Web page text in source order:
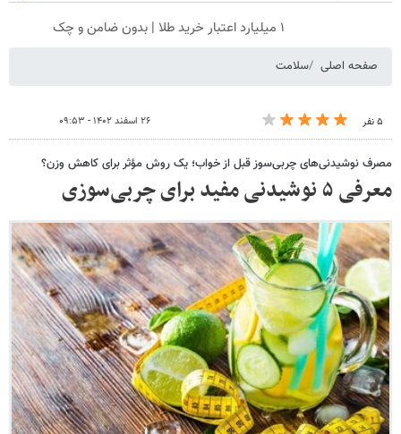
۱ میلیارد اعتبار خرید طلا | بدون ضامن و چک
صفحه اصلی سلامت
۵ نفر ۲۶ اسفند ۱۴۰۲ - ۰۹:۵۳
مصرف نوشیدنی‌های چربی‌سوز قبل از خواب؛ یک روش مؤثر برای کاهش وزن؟
معرفی ۵ نوشیدنی مفید برای چربی‌سوزی